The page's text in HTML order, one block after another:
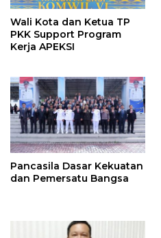
Wali Kota dan Ketua TP
PKK Support Program
Kerja APEKSI
Pancasila Dasar Kekuatan
dan Pemersatu Bangsa